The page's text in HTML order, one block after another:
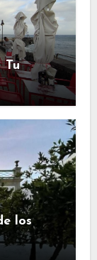
Tu
los